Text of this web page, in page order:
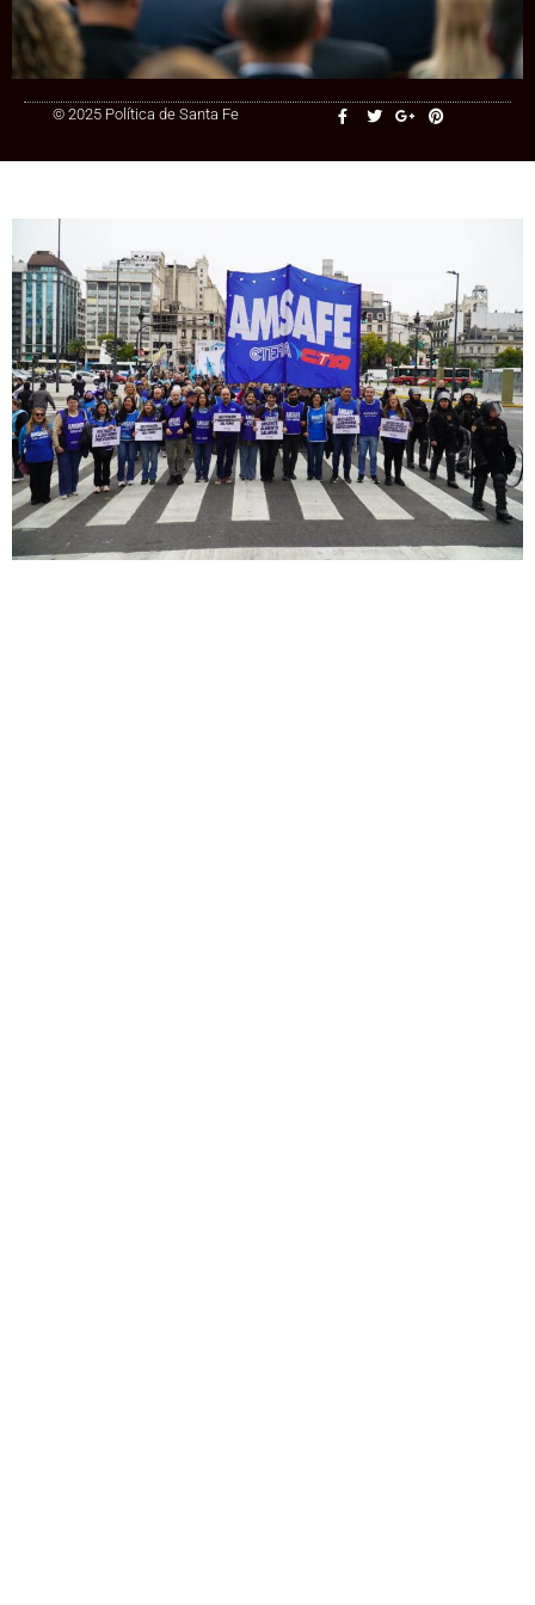
+54 9 3415 41-3086
© 2025 Política de Santa Fe